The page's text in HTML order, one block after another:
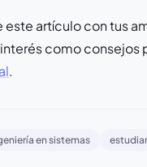
este artículo con tus
como consejos
.
en sistemas